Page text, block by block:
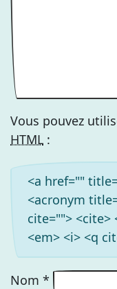
Vous pouvez
HTML :
<a href=""
<acronym
cite=""> <cite>
<em> <i> <q
Nom *